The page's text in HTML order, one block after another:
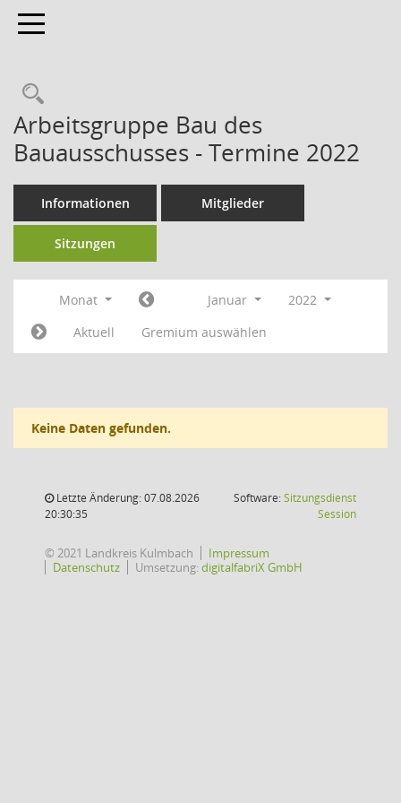
Toggle navigation
Arbeitsgruppe Bau des
Bauausschusses - Termine 2022
Informationen Mitglieder
Sitzungen
Monat Januar
2022
Aktuell
Gremium auswählen
Keine Daten gefunden.
Letzte Änderung: 07.08.2026
20:30:35
Software:Sitzungsdienst
Session(Wird in
© 2021 Landkreis Kulmbach
Impressum
Datenschutz
Umsetzung:digitalfabriX GmbH